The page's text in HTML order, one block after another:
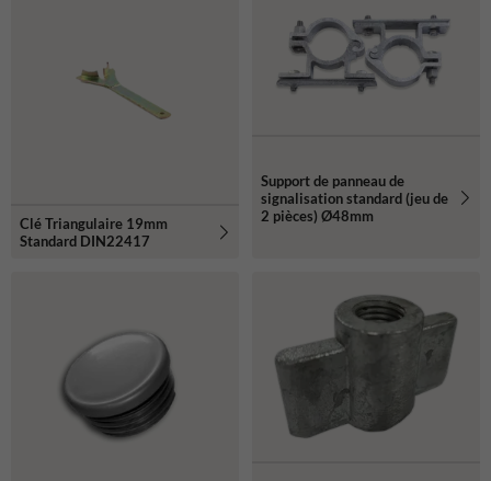
Clé Triangulaire 19mm
Standard DIN22417
Support de panneau de
signalisation standard (jeu de
2 pièces) Ø48mm